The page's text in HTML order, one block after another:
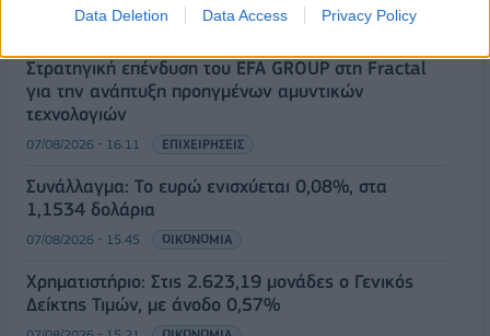
Data Deletion Data Access Privacy Policy
07/08/2026 - 16:38 ΕΠΙΧΕΙΡΗΣΕΙΣ
Στρατηγική επένδυση του EFA GROUP στη Fractal
για την ανάπτυξη προηγμένων αμυντικών
τεχνολογιών
07/08/2026 - 16:11 ΕΠΙΧΕΙΡΗΣΕΙΣ
Συνάλλαγμα: Το ευρώ ενισχύεται 0,08%, στα
1,1534 δολάρια
07/08/2026 - 15:45 ΟΙΚΟΝΟΜΙΑ
Χρηματιστήριο: Στις 2.623,19 μονάδες ο Γενικός
Δείκτης Τιμών, με άνοδο 0,57%